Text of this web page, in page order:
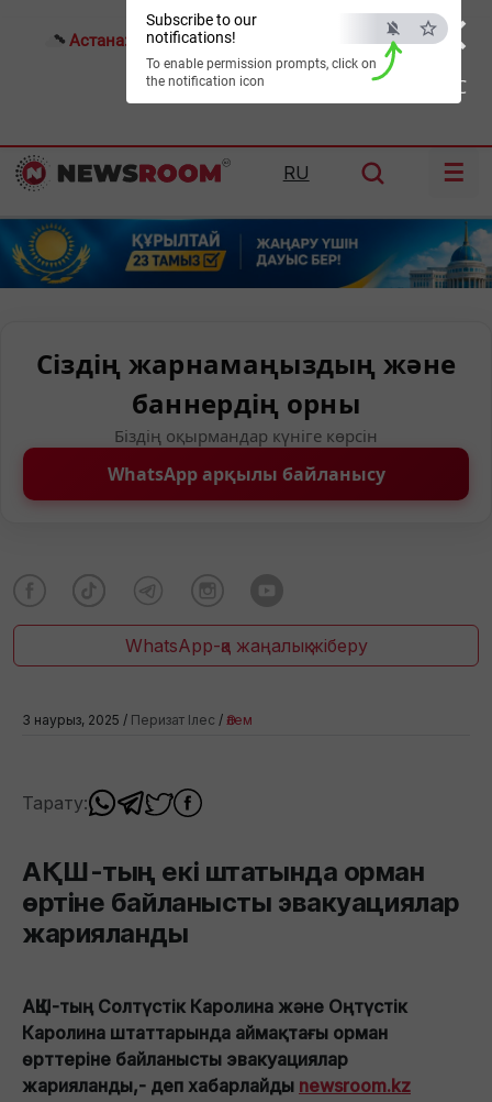
×
ESC
Subscribe to our
notifications!
To enable permission prompts, click on
the notification icon
Астана: 16°C Алматы: Шымкент:31°C
RU ☰
Сіздің жарнамаңыздың және
баннердің орны
Біздің оқырмандар күніге көрсін
WhatsApp арқылы байланысу
WhatsApp-қа жаңалық жіберу
3 наурыз, 2025 / Перизат Ілес / Әлем
Тарату:
АҚШ-тың екі штатында орман
өртіне байланысты эвакуациялар
жарияланды
АҚШ-тың Солтүстік Каролина және Оңтүстік
Каролина штаттарында аймақтағы орман
өрттеріне байланысты эвакуациялар
жарияланды,- деп хабарлайды newsroom.kz